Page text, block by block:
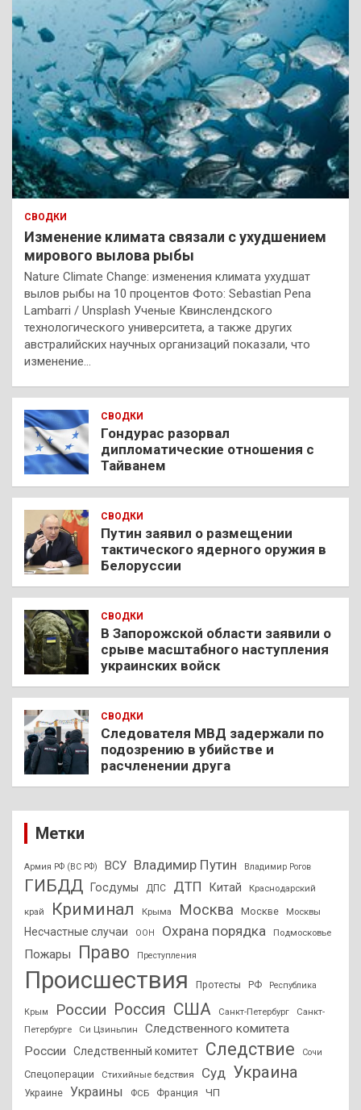
СВОДКИ
Изменение климата связали с ухудшением
мирового вылова рыбы
Nature Climate Change: изменения климата ухудшат
вылов рыбы на 10 процентов Фото: Sebastian Pena
Lambarri / Unsplash Ученые Квинслендского
технологического университета, а также других
австралийских научных организаций показали, что
изменение…
СВОДКИ
Гондурас разорвал
дипломатические отношения с
Тайванем
СВОДКИ
Путин заявил о размещении
тактического ядерного оружия в
Белоруссии
СВОДКИ
В Запорожской области заявили о
срыве масштабного наступления
украинских войск
СВОДКИ
Следователя МВД задержали по
подозрению в убийстве и
расчленении друга
Метки
Армия РФ (ВС РФ) ВСУ Владимир Путин Владимир Рогов
ГИБДД Госдумы ДПС ДТП Китай Краснодарский
край Криминал Крыма Москва Москве Москвы
Несчастные случаи ООН Охрана порядка Подмосковье
Пожары Право Преступления
Происшествия Протесты РФ Республика
Крым России Россия США Санкт-Петербург
Санкт-
Петербурге
Си Цзиньпин
Следственного комитета
России
Следственный комитет Следствие Сочи
Спецоперации Стихийные бедствия Суд Украина
Украине Украины ФСБ Франция ЧП